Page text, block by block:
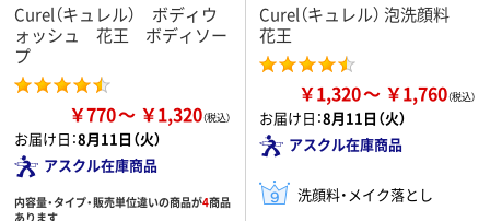
Curel（キュレル） ボディウ
ォッシュ 花王 ボディソー
プ
￥770 ￥1,320
お届け日：8月11日（火）
アスクル在庫商品
内容量・タイプ・販売単位違いの商品が4商品
あります
Curel（キュレル） 泡洗顔料
花王
￥1,320 ￥1,760
お届け日：8月11日（火）
アスクル在庫商品
洗顔料・メイク落とし